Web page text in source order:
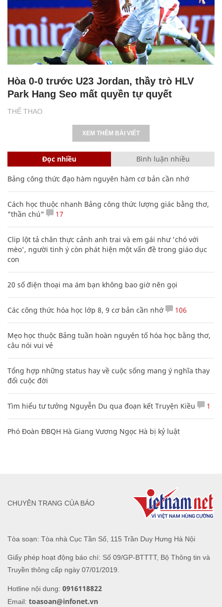
THỂ THAO
Hòa 0-0 trước U23 Jordan, thầy trò HLV
Park Hang Seo mất quyền tự quyết
XEM THÊM BÀI VIẾT
Đọc nhiều Bình luận nhiều
Bảng công thức đạo hàm nguyên hàm cơ bản cần nhớ
Cách học thuộc nhanh Bảng công thức lượng giác bằng thơ,
"thần chú"
17
Clip lột tả chân thực cảnh anh trai và em gái như 'chó với
mèo', người tinh ý còn phát hiện một vấn đề trong giáo dục
con
20 số điện thoại ma ám bạn không bao giờ nên gọi
Các công thức hóa học lớp 8, 9 cơ bản cần nhớ 106
Mẹo học thuộc Bảng tuần hoàn nguyên tố hóa học bằng thơ,
câu nói vui vẻ
Tổng hợp những status hay về cuộc sống mang ý nghĩa thay
đổi cuộc đời
Tìm hiểu tư tưởng Nguyễn Du qua đoạn kết Truyện Kiều 1
Phó Đoàn ĐBQH Hà Giang Vương Ngọc Hà bị kỷ luật
Tòa soạn: Tòa nhà Cục Tần Số, 115 Trần Duy Hưng Hà Nội
Giấy phép hoạt động báo chí: Số 09/GP-BTTTT, Bộ Thông tin và
Truyền thông cấp ngày 07/01/2019.
Hotline nội dung: 0916118822
Email: toasoan@infonet.vn
CHUYÊN TRANG CỦA BÁO